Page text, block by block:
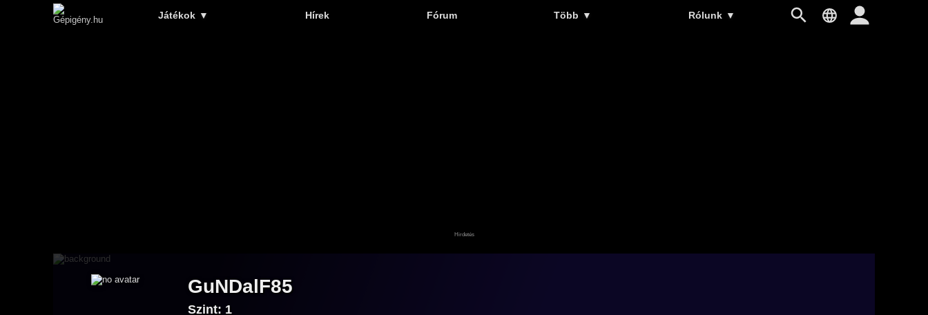
Játékok ▼ Hírek Fórum Több ▼ Rólunk ▼
GuNDalF85
Szint: 1